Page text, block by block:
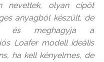
nevettek, olyan cipőt
anyagból készült, de
és meghagyja a
Loafer modell ideális
ha kell kényelmes, de